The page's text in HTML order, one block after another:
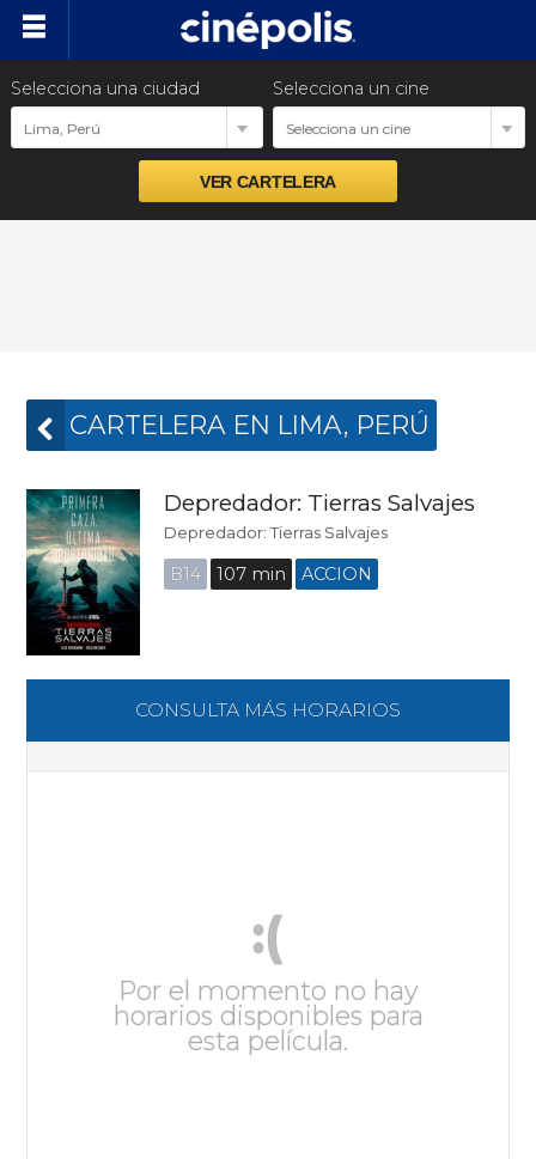
Cartelera
Próximos estrenos
Preventas
Selecciona una ciudad
Lima, Perú
Selecciona un cine
Selecciona un cine
CARTELERA EN LIMA, PERÚ
Depredador: Tierras Salvajes
Depredador: Tierras Salvajes
B14 107 min ACCION
CONSULTA MÁS HORARIOS
:(
Por el momento no hay
horarios disponibles para
esta película.